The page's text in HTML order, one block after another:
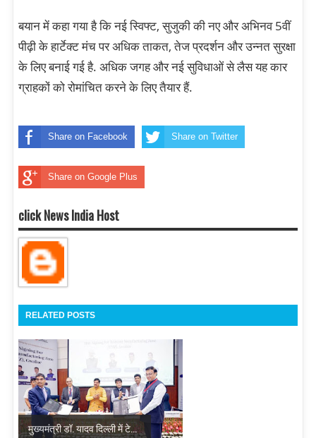
बयान में कहा गया है कि नई स्विफ्ट, सुजुकी की नए और अभिनव 5वीं
पीढ़ी के हार्टेक्ट मंच पर अधिक ताकत, तेज प्रदर्शन और उन्नत सुरक्षा
के लिए बनाई गई है. अधिक जगह और नई सुविधाओं से लैस यह कार
ग्राहकों को रोमांचित करने के लिए तैयार हैं.
Share on Facebook Share on Twitter
Share on Google Plus
click News India Host
RELATED POSTS
मुख्यमंत्री डॉ. यादव दिल्ली में टे...